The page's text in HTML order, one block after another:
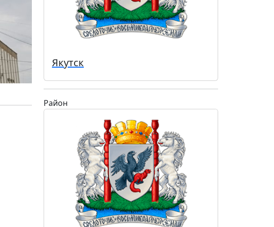
Якутск
Район